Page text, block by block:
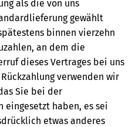
als die von uns
gewählt
binnen vierzehn
an dem die
dieses Vertrages bei uns
verwenden wir
Sie bei der
eingesetzt haben, es sei
etwas anderes